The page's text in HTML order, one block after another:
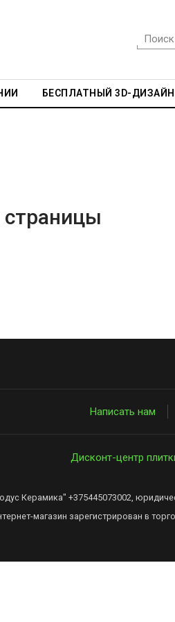
БЕСПЛАТНЫЙ 3D-ДИЗАЙН
страницы
Написать нам
Дисконт-центр
Керамика" +375445073002,
магазин зарегистрирован в